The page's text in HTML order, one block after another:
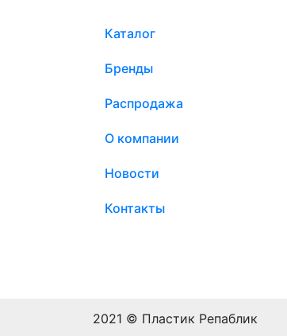
Каталог
Бренды
Распродажа
О компании
Новости
Контакты
2021 © Пластик Репаблик